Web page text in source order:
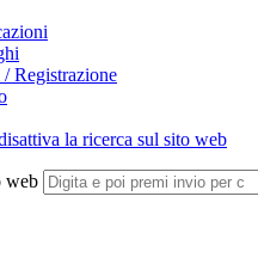
Registrazione
la ricerca sul sito web
web